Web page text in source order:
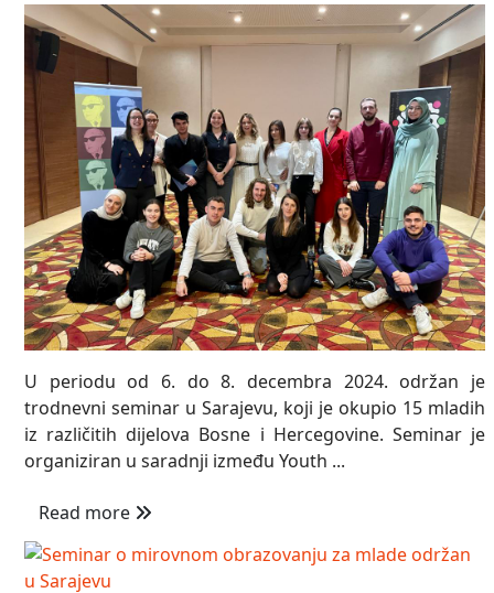
U periodu od 6. do 8. decembra 2024. održan je
trodnevni seminar u Sarajevu, koji je okupio 15 mladih
iz različitih dijelova Bosne i Hercegovine. Seminar je
organiziran u saradnji između Youth ...
Read more